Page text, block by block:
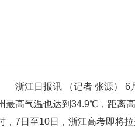
浙江日报讯 （记者 张源）
最高气温也达到34.9℃，距离
，7日至10日，浙江高考即将